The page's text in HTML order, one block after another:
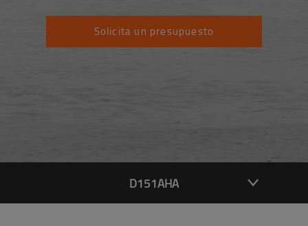
Solicita un presupuesto
D151AHA